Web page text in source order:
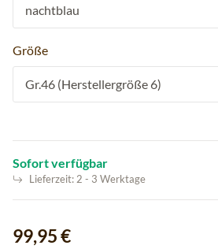
nachtblau
Größe
Gr.46 (Herstellergröße 6)
Sofort verfügbar
Lieferzeit: 2 - 3 Werktage
99,95 €